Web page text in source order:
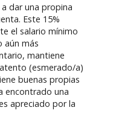
a dar una propina
Este 15%
el salario mínimo
aún más
mantiene
(esmerado/a)
buenas propias
encontrado una
apreciado por la